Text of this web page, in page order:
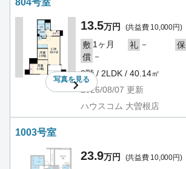
804号室
写真を見る
13.5万円 (共益費 10,000円)
敷 1ヶ月 礼 － 保
償 －
8階 / 2LDK / 40.14㎡
2026/08/07 更新
ハウスコム 大曽根店
1003号室
23.9万円 (共益費 10,000円)